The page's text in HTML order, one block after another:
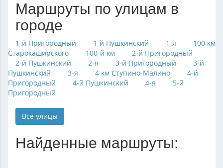
Маршруты по улицам в
городе
1-й Пригородный 1-й Пушкинский 1-я
100 км
Старокаширского
100-й км
2-й Пригородный
2-й Пушкинский
2-я 3-й Пригородный
3-й
Пушкинский
3-я 4 км Ступино-Малино
4-й
Пригородный
4-й Пушкинский 4-я
5-й
Пригородный
Все улицы
Найденные маршруты: